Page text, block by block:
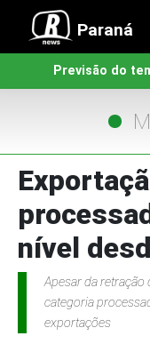
Paraná
Previsão do
nível
Apesar da
categoria
exportações